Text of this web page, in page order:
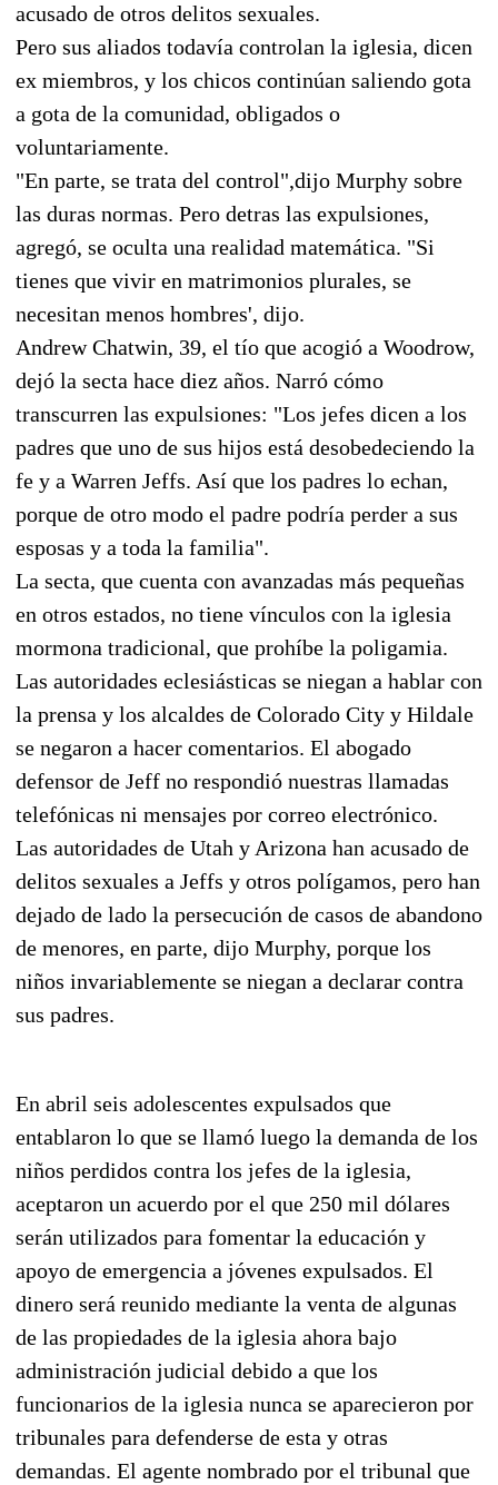
acusado de otros delitos sexuales.
Pero sus aliados todavía controlan la iglesia, dicen
ex miembros, y los chicos continúan saliendo gota
a gota de la comunidad, obligados o
voluntariamente.
"En parte, se trata del control",dijo Murphy sobre
las duras normas. Pero detras las expulsiones,
agregó, se oculta una realidad matemática. "Si
tienes que vivir en matrimonios plurales, se
necesitan menos hombres', dijo.
Andrew Chatwin, 39, el tío que acogió a Woodrow,
dejó la secta hace diez años. Narró cómo
transcurren las expulsiones: "Los jefes dicen a los
padres que uno de sus hijos está desobedeciendo la
fe y a Warren Jeffs. Así que los padres lo echan,
porque de otro modo el padre podría perder a sus
esposas y a toda la familia".
La secta, que cuenta con avanzadas más pequeñas
en otros estados, no tiene vínculos con la iglesia
mormona tradicional, que prohíbe la poligamia.
Las autoridades eclesiásticas se niegan a hablar con
la prensa y los alcaldes de Colorado City y Hildale
se negaron a hacer comentarios. El abogado
defensor de Jeff no respondió nuestras llamadas
telefónicas ni mensajes por correo electrónico.
Las autoridades de Utah y Arizona han acusado de
delitos sexuales a Jeffs y otros polígamos, pero han
dejado de lado la persecución de casos de abandono
de menores, en parte, dijo Murphy, porque los
niños invariablemente se niegan a declarar contra
sus padres.
En abril seis adolescentes expulsados que
entablaron lo que se llamó luego la demanda de los
niños perdidos contra los jefes de la iglesia,
aceptaron un acuerdo por el que 250 mil dólares
serán utilizados para fomentar la educación y
apoyo de emergencia a jóvenes expulsados. El
dinero será reunido mediante la venta de algunas
de las propiedades de la iglesia ahora bajo
administración judicial debido a que los
funcionarios de la iglesia nunca se aparecieron por
tribunales para defenderse de esta y otras
demandas. El agente nombrado por el tribunal que